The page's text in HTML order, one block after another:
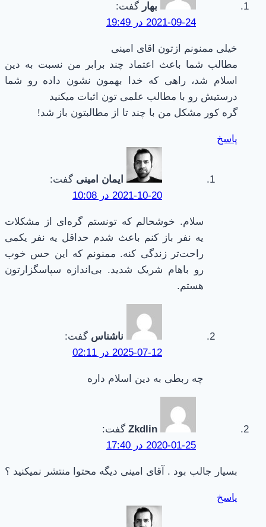
بهار گفت:
2021-09-24 در 19:49
خیلی ممنونم ازتون اقای امینی
مطالب شما باعث اعتماد چند برابر من نسبت به دین
اسلام شد، راهی که خدا بهمون نشون داده رو شما
درستیش رو با مطالب علمی تون اثبات میکنید
گره کور مشکل من با چند تا از مطالبتون باز شد!
پاسخ
ایمان امینی گفت:
2021-10-20 در 10:08
سلام. خوشحالم که تونستم گره‌ای از مشکلات
یه نفر باز کنم باعث شدم حداقل یه نفر یکمی
راحت‌تر زندگی کنه. ممنونم که این حس خوب
رو باهام شریک شدید. بی‌اندازه سپاسگزارتون
هستم.
ناشناس گفت:
2025-07-12 در 02:11
چه ربطی به دین اسلام داره
Zkdlin گفت:
2020-01-25 در 17:40
بسیار جالب بود . آقای امینی دیگه محتوا منتشر نمیکنید ؟
پاسخ